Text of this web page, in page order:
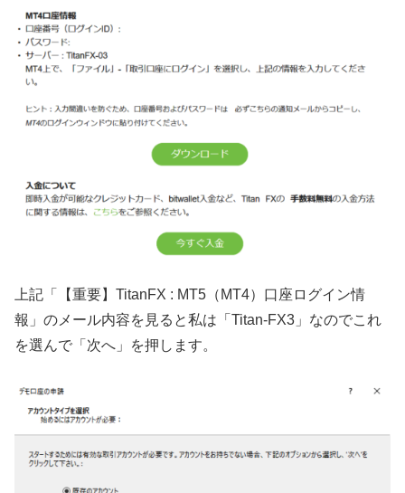
上記「【重要】TitanFX : MT5（MT4）口座ログイン情
報」のメール内容を見ると私は「Titan-FX3」なのでこれ
を選んで「次へ」を押します。